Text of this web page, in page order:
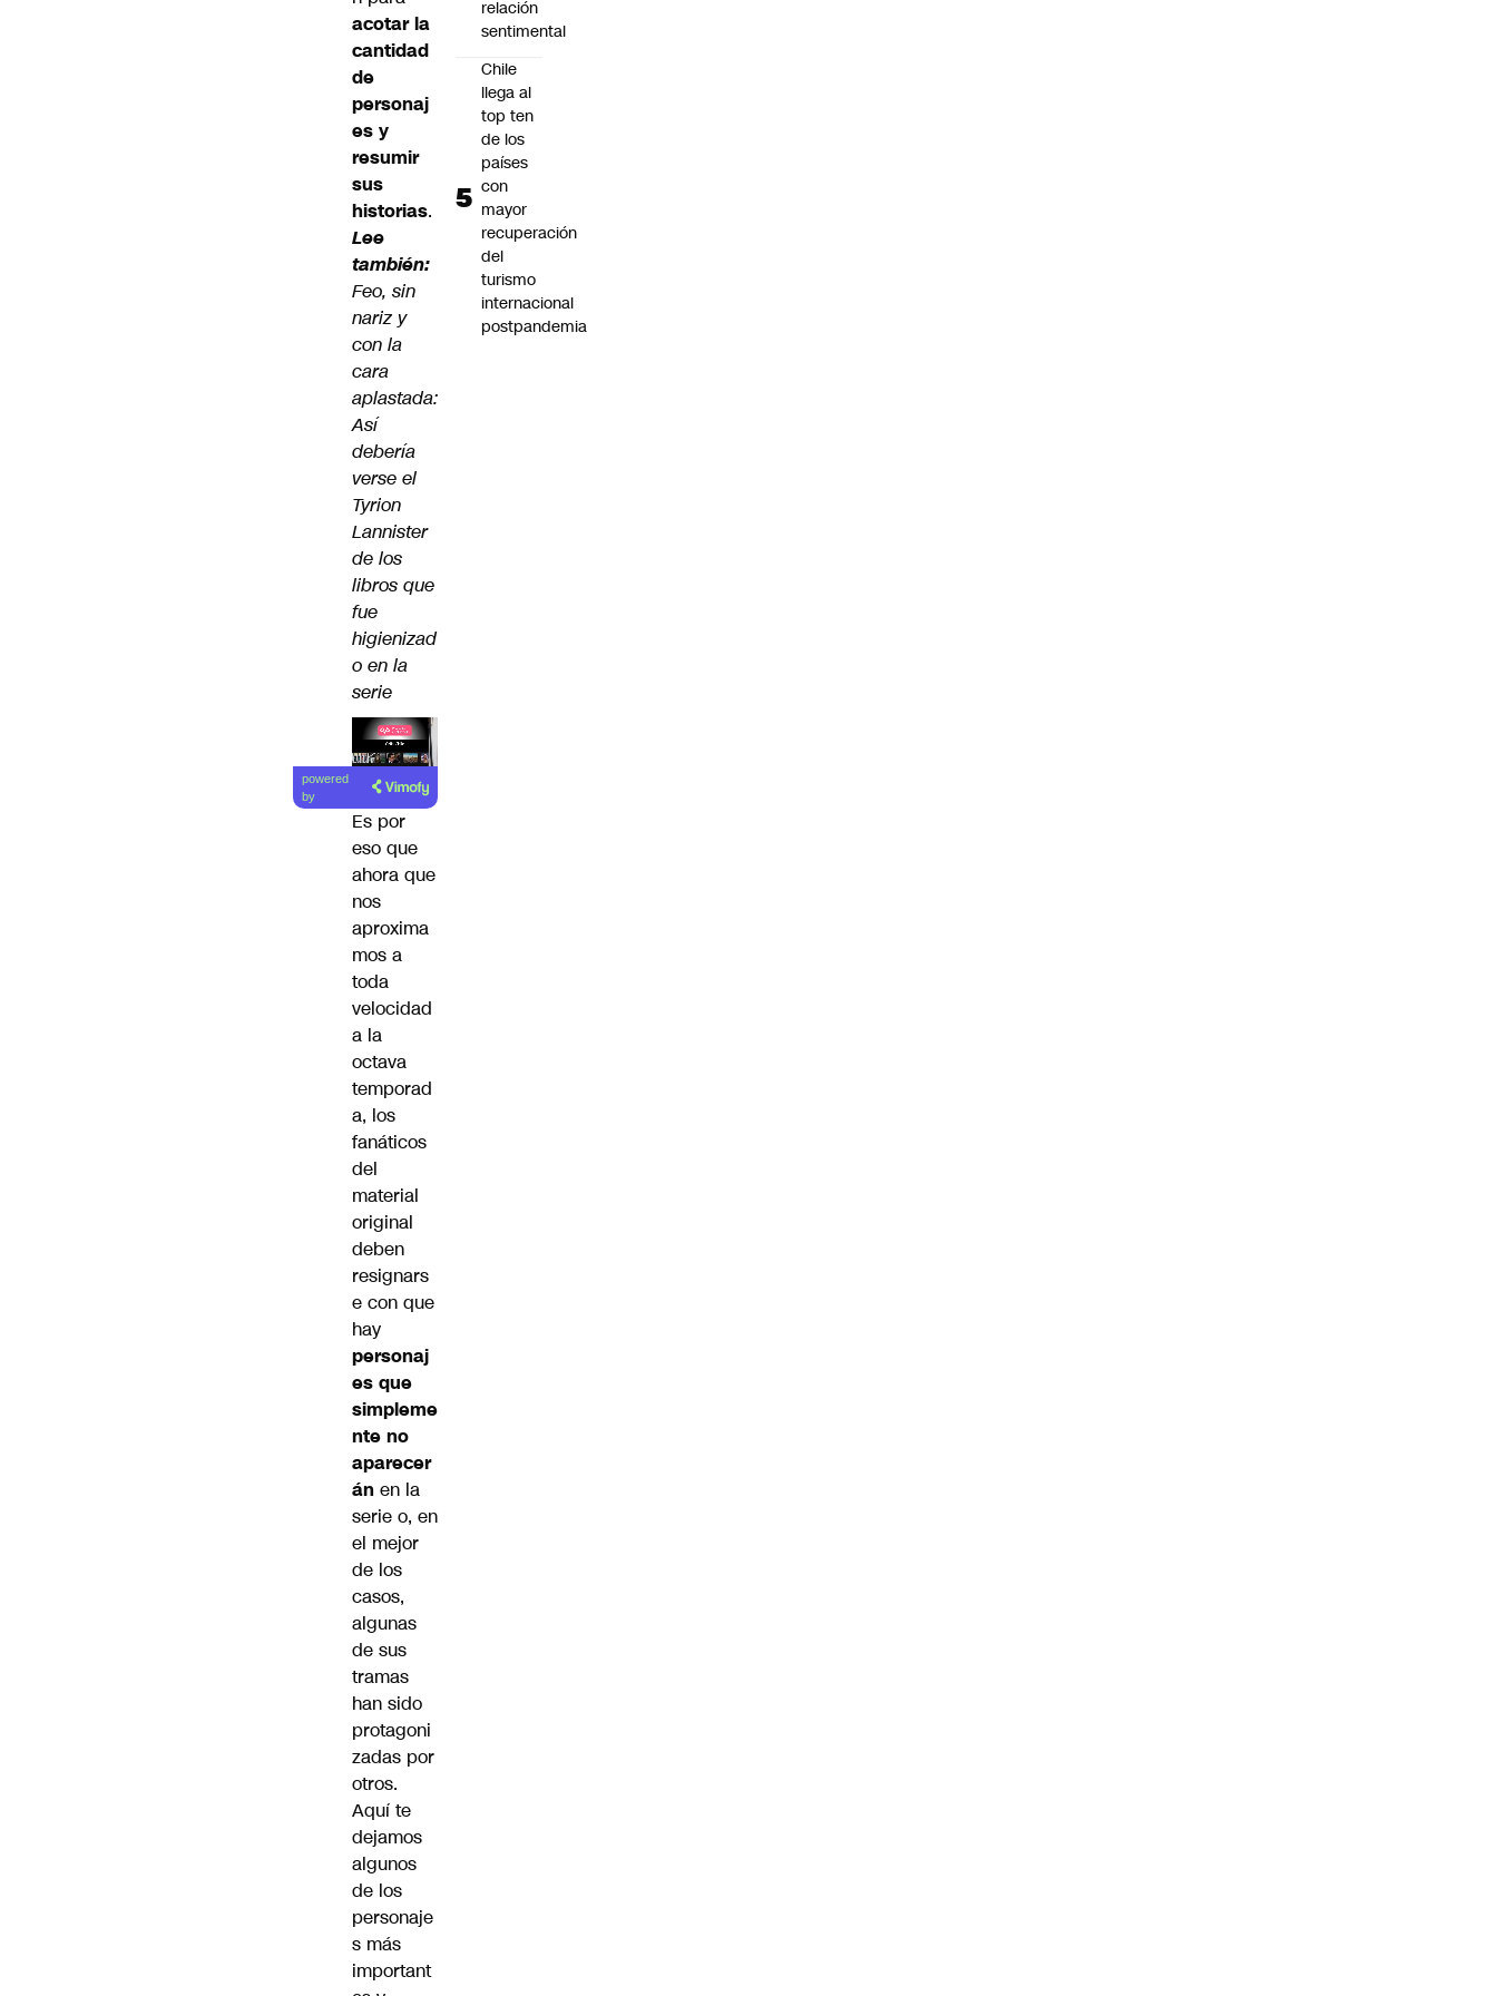
acotar la
cantidad
de
personaj
es y
resumir
sus
historias.
Lee
también:
Feo, sin
nariz y
con la
cara
aplastada:
Así
debería
verse el
Tyrion
Lannister
de los
libros que
fue
higienizad
o en la
serie
Lea el
artículo
powered
by
Es por
eso que
ahora que
nos
aproxima
mos a
toda
velocidad
a la
octava
temporad
a, los
fanáticos
del
material
original
deben
resignars
e con que
hay
personaj
es que
simpleme
nte no
aparecer
án en la
serie o, en
el mejor
de los
casos,
algunas
de sus
tramas
han sido
protagoni
zadas por
otros.
Aquí te
dejamos
algunos
de los
personaje
s más
important
relación
sentimental
Chile
llega al
top ten
de los
países
con
mayor
recuperación
del
turismo
internacional
postpandemia